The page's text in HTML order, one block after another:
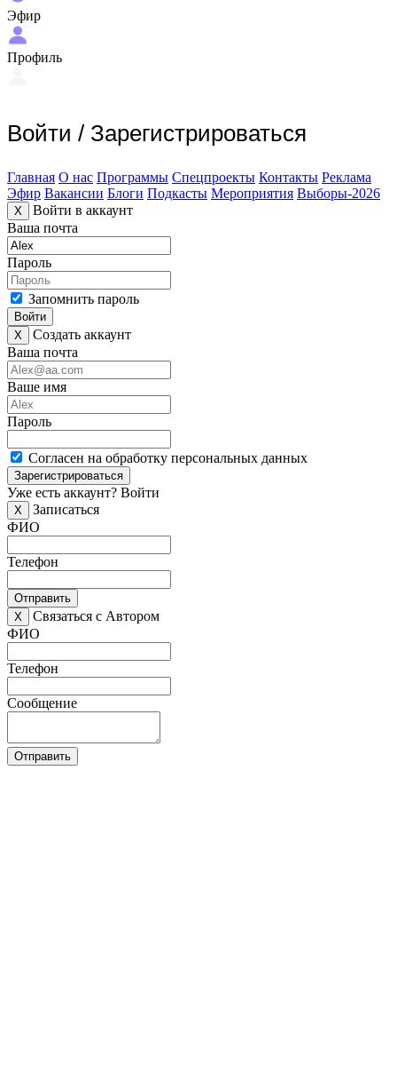
Эфир
Профиль
Войти / Зарегистрироваться
Главная О нас Программы Спецпроекты Контакты Реклама
Эфир Вакансии Блоги Подкасты Мероприятия Выборы-2026
X
Войти в аккаунт
Ваша почта
Пароль
Запомнить пароль
Войти
X
Создать аккаунт
Ваша почта
Ваше имя
Пароль
Согласен на обработку персональных данных
Зарегистрироваться
Уже есть аккаунт? Войти
X
Записаться
ФИО
Телефон
Отправить
X
Связаться с Автором
ФИО
Телефон
Сообщение
Отправить